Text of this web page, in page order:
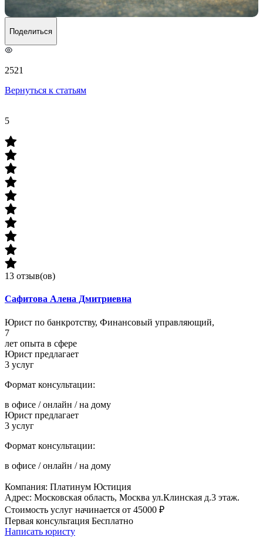
Поделиться
2521
Вернуться к статьям
5
13 отзыв(ов)
Сафитова Алена Дмитриевна
Юрист по банкротству, Финансовый управляющий,
7
лет опыта в сфере
Юрист предлагает
3 услуг
Формат консультации:
в офисе / онлайн / на дому
Юрист предлагает
3 услуг
Формат консультации:
в офисе / онлайн / на дому
Компания: Платинум Юстиция
Адрес: Московская область, Москва ул.Клинская д.3 этаж.
Стоимость услуг начинается от 45000 ₽
Первая консультация Бесплатно
Написать юристу